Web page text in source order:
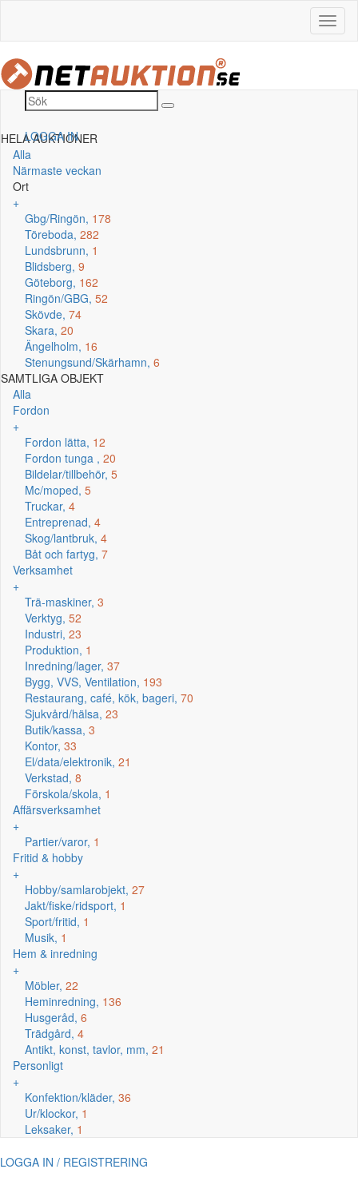
LOGGA IN
HELA AUKTIONER
Alla
Närmaste veckan
Ort
+
Gbg/Ringön, 178
Töreboda, 282
Lundsbrunn, 1
Blidsberg, 9
Göteborg, 162
Ringön/GBG, 52
Skövde, 74
Skara, 20
Ängelholm, 16
Stenungsund/Skärhamn, 6
SAMTLIGA OBJEKT
Alla
Fordon
+
Fordon lätta, 12
Fordon tunga , 20
Bildelar/tillbehör, 5
Mc/moped, 5
Truckar, 4
Entreprenad, 4
Skog/lantbruk, 4
Båt och fartyg, 7
Verksamhet
+
Trä-maskiner, 3
Verktyg, 52
Industri, 23
Produktion, 1
Inredning/lager, 37
Bygg, VVS, Ventilation, 193
Restaurang, café, kök, bageri, 70
Sjukvård/hälsa, 23
Butik/kassa, 3
Kontor, 33
El/data/elektronik, 21
Verkstad, 8
Förskola/skola, 1
Affärsverksamhet
+
Partier/varor, 1
Fritid & hobby
+
Hobby/samlarobjekt, 27
Jakt/fiske/ridsport, 1
Sport/fritid, 1
Musik, 1
Hem & inredning
+
Möbler, 22
Heminredning, 136
Husgeråd, 6
Trädgård, 4
Antikt, konst, tavlor, mm, 21
Personligt
+
Konfektion/kläder, 36
Ur/klockor, 1
Leksaker, 1
LOGGA IN / REGISTRERING